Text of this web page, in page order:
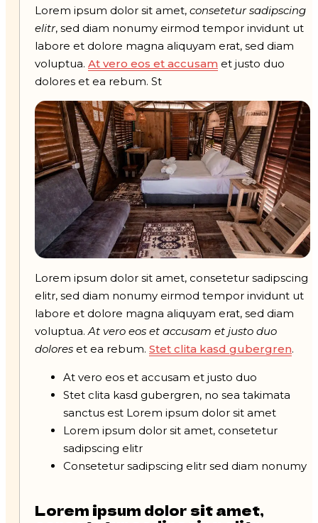
Lorem ipsum dolor sit amet, consetetur sadipscing
elitr, sed diam nonumy eirmod tempor invidunt ut
labore et dolore magna aliquyam erat, sed diam
voluptua. At vero eos et accusam et justo duo
dolores et ea rebum. St
Lorem ipsum dolor sit amet, consetetur sadipscing
elitr, sed diam nonumy eirmod tempor invidunt ut
labore et dolore magna aliquyam erat, sed diam
voluptua.At vero eos et accusam et justo duo
doloreset ea rebum. Stet clita kasd gubergren.
At vero eos et accusam et justo duo
Stet clita kasd gubergren, no sea takimata
sanctus est Lorem ipsum dolor sit amet
Lorem ipsum dolor sit amet, consetetur
sadipscing elitr
Consetetur sadipscing elitr sed diam nonumy
Lorem ipsum dolor sit amet,